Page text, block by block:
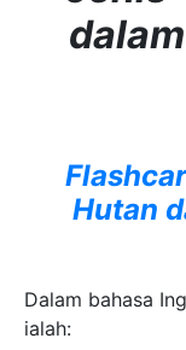
Hutan
Dalam bahasa
ialah: